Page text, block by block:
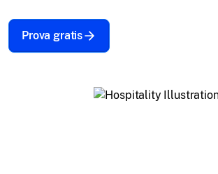
Prova gratis